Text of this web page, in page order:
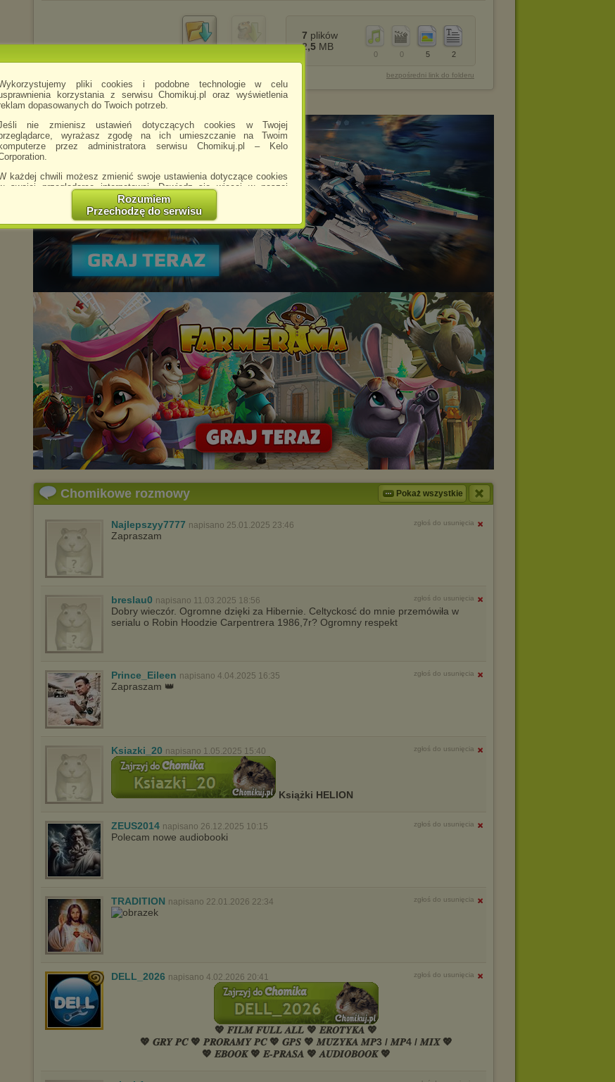
pliki cookies i podobne technologie w celu
korzystania z serwisu Chomikuj.pl oraz wyświetlenia
dopasowanych do Twoich potrzeb.
nie zmienisz ustawień dotyczących cookies w Twojej
wyrażasz zgodę na ich umieszczanie na Twoim
komputerze przez administratora serwisu Chomikuj.pl – Kelo
każdej chwili możesz zmienić swoje ustawienia dotyczące cookies
swojej przeglądarce internetowej. Dowiedz się więcej w naszej
http://chomikuj.pl/PolitykaPrywatnosci.aspx
Jednocześnie informujemy że zmiana ustawień przeglądarki może
ograniczenie korzystania ze strony Chomikuj.pl.
W przypadku braku twojej zgody na akceptację cookies niestety
prosimy o opuszczenie serwisu chomikuj.pl.
Wykorzystanie plików cookiesprzezZaufanych Partnerów
(dostosowanie reklam do Twoich potrzeb, analiza skuteczności działań
marketingowych).
Wyrażenie sprzeciwu spowoduje, że wyświetlana Ci reklama nie
będzie dopasowana do Twoich preferencji, a będzie to reklama
wyświetlona przypadkowo.
Istnieje możliwość zmiany ustawień przeglądarki internetowej w
sposób uniemożliwiający przechowywanie plików cookies na
urządzeniu końcowym. Można również usunąć pliki cookies,
dokonując odpowiednich zmian w ustawieniach przeglądarki
internetowej.
Pełną informację na ten temat znajdziesz pod adresem
http://chomikuj.pl/PolitykaPrywatnosci.aspx .
Rozumiem
Przechodzę do serwisu
folder
folder
2
5
0
0
7 plików
2,5 MB
bezpośredni link do folderu
Chomikowe rozmowy Pokaż wszystkie
Najlepszyy7777 napisano 25.01.2025 23:46 zgłoś do usunięcia
Zapraszam
breslau0 napisano 11.03.2025 18:56 zgłoś do usunięcia
Dobry wieczór. Ogromne dzięki za Hibernie. Celtyckosć do mnie przemówiła w
serialu o Robin Hoodzie Carpentrera 1986,7r? Ogromny respekt
Prince_Eileen napisano 4.04.2025 16:35 zgłoś do usunięcia
Zapraszam 👑
Ksiazki_20 napisano 1.05.2025 15:40 zgłoś do usunięcia
Książki HELION
ZEUS2014 napisano 26.12.2025 10:15 zgłoś do usunięcia
Polecam nowe audiobooki
TRADITION napisano 22.01.2026 22:34 zgłoś do usunięcia
DELL_2026 napisano 4.02.2026 20:41 zgłoś do usunięcia
💖 𝑭𝑰𝑳𝑴 𝑭𝑼𝑳𝑳 𝑨𝑳𝑳 💖 𝑬𝑹𝑶𝑻𝒀𝑲𝑨 💖
💖 𝑮𝑹𝒀 𝑷𝑪 💖 𝑷𝑹𝑶𝑹𝑨𝑴𝒀 𝑷𝑪 💖 𝑮𝑷𝑺 💖 𝑴𝑼𝒁𝒀𝑲𝑨 𝑴𝑷3 / 𝑴𝑷4 / 𝑴𝑰𝑿 💖
💖 𝑬𝑩𝑶𝑶𝑲 💖 𝑬-𝑷𝑹𝑨𝑺𝑨 💖 𝑨𝑼𝑫𝑰𝑶𝑩𝑶𝑶𝑲 💖